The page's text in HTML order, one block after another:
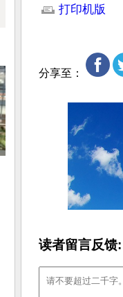
打印机版
分享至：
读者留言反馈: